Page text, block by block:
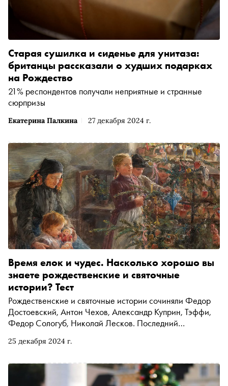
Екатерина Палкина 27 декабря 2024 г.
Старая сушилка и сиденье для унитаза:
британцы рассказали о худших подарках
на Рождество
21% респондентов получали неприятные и странные
сюрпризы
25 декабря 2024 г.
Время елок и чудес. Насколько хорошо вы
знаете рождественские и святочные
истории? Тест
Рождественские и святочные истории сочиняли Федор
Достоевский, Антон Чехов, Александр Куприн, Тэффи,
Федор Сологуб, Николай Лесков. Последний
декабря 1888 года: «Форма рождественского рассказа
Англии Диккенсом. У нас не было хороших
рождественских рассказов с Гоголя до "Запечатленного